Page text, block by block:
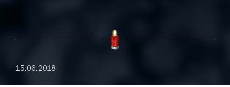
15.06.2018